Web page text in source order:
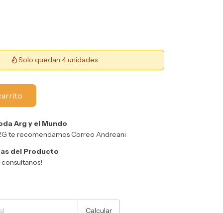
Solo quedan 4 unidades
Arg y el Mundo
te recomendamos Correo Andreani
del Producto
Calcular